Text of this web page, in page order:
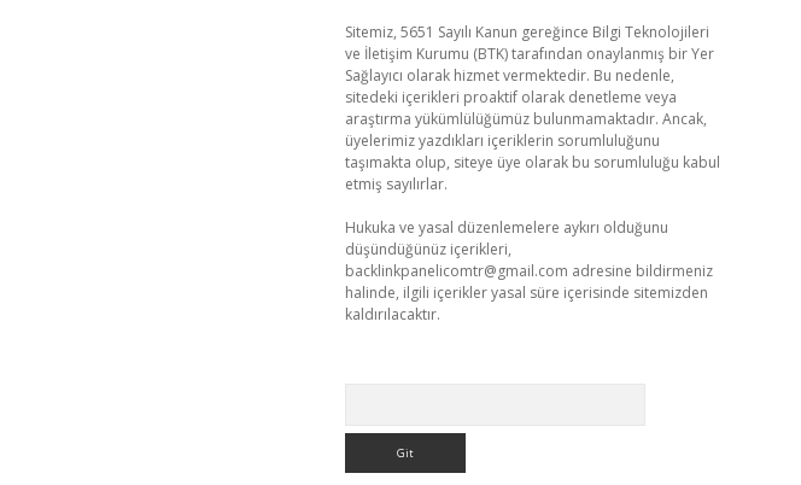
Sitemiz, 5651 Sayılı Kanun gereğince Bilgi Teknolojileri
ve İletişim Kurumu (BTK) tarafından onaylanmış bir Yer
Sağlayıcı olarak hizmet vermektedir. Bu nedenle,
sitedeki içerikleri proaktif olarak denetleme veya
araştırma yükümlülüğümüz bulunmamaktadır. Ancak,
üyelerimiz yazdıkları içeriklerin sorumluluğunu
taşımakta olup, siteye üye olarak bu sorumluluğu kabul
etmiş sayılırlar.
Hukuka ve yasal düzenlemelere aykırı olduğunu
düşündüğünüz içerikleri,
backlinkpanelicomtr@gmail.com adresine bildirmeniz
halinde, ilgili içerikler yasal süre içerisinde sitemizden
kaldırılacaktır.